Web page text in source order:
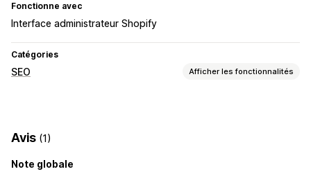
Fonctionne avec
Interface administrateur Shopify
Catégories
SEO Afficher les fonctionnalités
Note SEO
Avis (1)
Note globale